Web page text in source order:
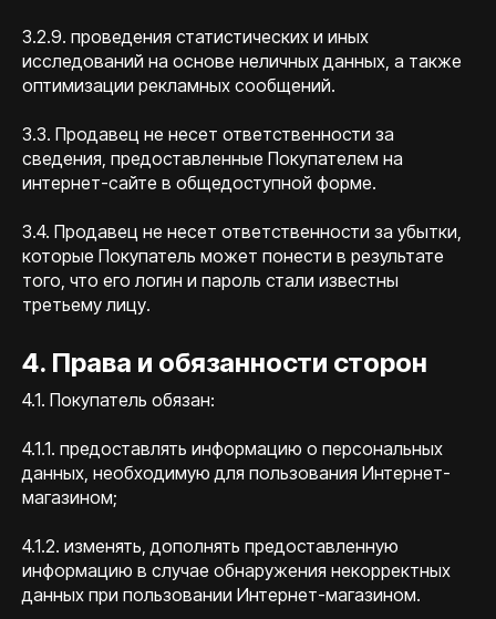
3.2.9. проведения статистических и иных
исследований на основе неличных данных, а также
оптимизации рекламных сообщений.
3.3. Продавец не несет ответственности за
сведения, предоставленные Покупателем на
интернет-сайте в общедоступной форме.
3.4. Продавец не несет ответственности за убытки,
которые Покупатель может понести в результате
того, что его логин и пароль стали известны
третьему лицу.
4. Права и обязанности сторон
4.1. Покупатель обязан:
4.1.1. предоставлять информацию о персональных
данных, необходимую для пользования Интернет-
магазином;
4.1.2. изменять, дополнять предоставленную
информацию в случае обнаружения некорректных
данных при пользовании Интернет-магазином.